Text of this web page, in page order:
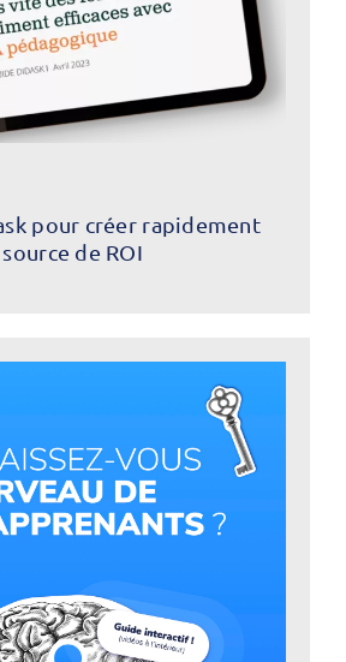
pour créer rapidement
de ROI